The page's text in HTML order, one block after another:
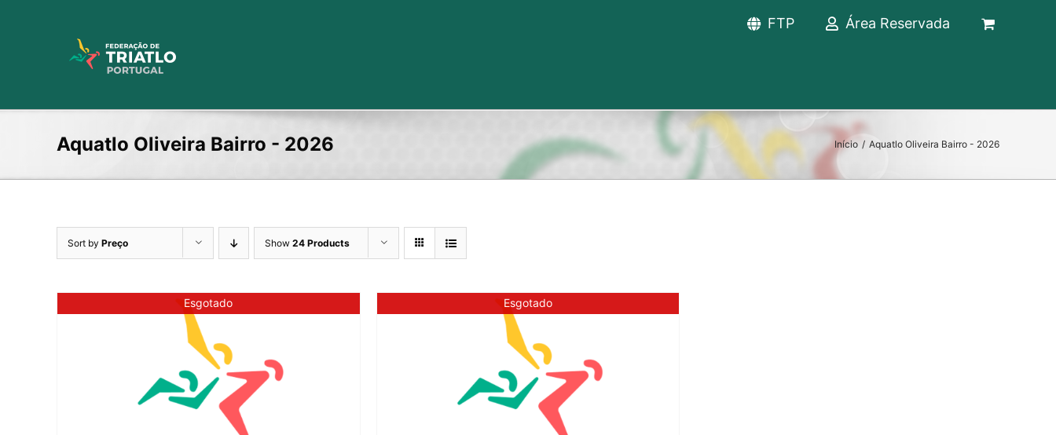
FTP Área Reservada
Aquatlo Oliveira Bairro - 2026 Início / Aquatlo Oliveira Bairro - 2026
Sort by Preço Show 24 Products
Esgotado Esgotado